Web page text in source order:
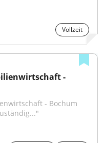
Vollzeit
-
- Bochum